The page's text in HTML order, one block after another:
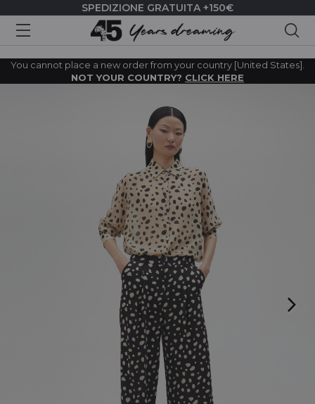
SPEDIZIONE GRATUITA +150€
You cannot place a new order from your country [United States].
NOT YOUR COUNTRY? CLICK HERE